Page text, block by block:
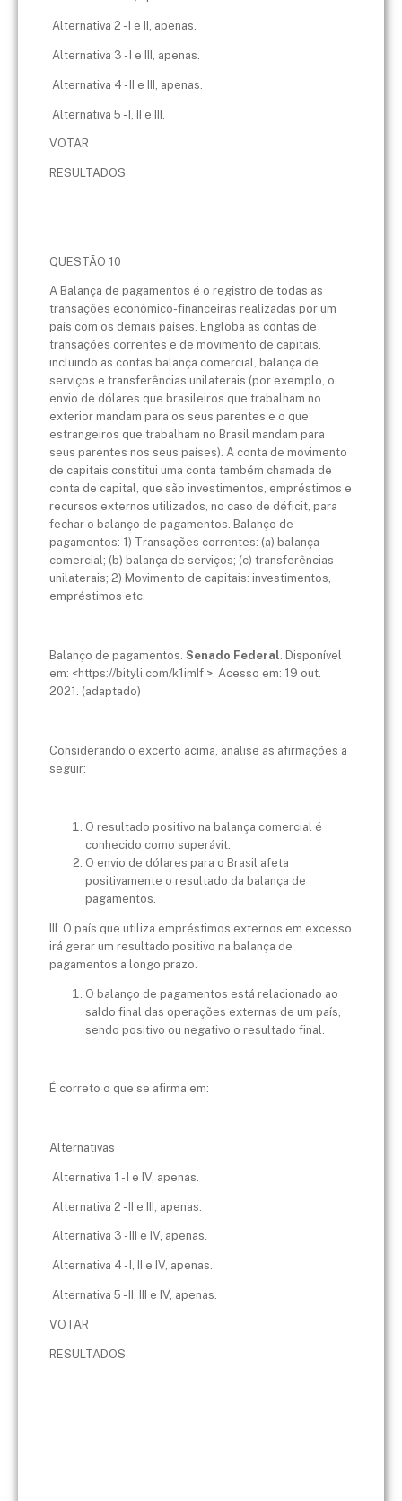
Alternativa 2 - I e II, apenas.
Alternativa 3 - I e III, apenas.
Alternativa 4 - II e III, apenas.
Alternativa 5 - I, II e III.
VOTAR
RESULTADOS
QUESTÃO 10
A Balança de pagamentos é o registro de todas as
transações econômico-financeiras realizadas por um
país com os demais países. Engloba as contas de
transações correntes e de movimento de capitais,
incluindo as contas balança comercial, balança de
serviços e transferências unilaterais (por exemplo, o
envio de dólares que brasileiros que trabalham no
exterior mandam para os seus parentes e o que
estrangeiros que trabalham no Brasil mandam para
seus parentes nos seus países). A conta de movimento
de capitais constitui uma conta também chamada de
conta de capital, que são investimentos, empréstimos e
recursos externos utilizados, no caso de déficit, para
fechar o balanço de pagamentos. Balanço de
pagamentos: 1) Transações correntes: (a) balança
comercial; (b) balança de serviços; (c) transferências
unilaterais; 2) Movimento de capitais: investimentos,
empréstimos etc.
Balanço de pagamentos. Senado Federal . Disponível
em: <https://bityli.com/k1imIf >. Acesso em: 19 out.
2021. (adaptado)
Considerando o excerto acima, analise as afirmações a
seguir:
O resultado positivo na balança comercial é
conhecido como superávit.
O envio de dólares para o Brasil afeta
positivamente o resultado da balança de
pagamentos.
III. O país que utiliza empréstimos externos em excesso
irá gerar um resultado positivo na balança de
pagamentos a longo prazo.
O balanço de pagamentos está relacionado ao
saldo final das operações externas de um país,
sendo positivo ou negativo o resultado final.
É correto o que se afirma em:
Alternativas
Alternativa 1 - I e IV, apenas.
Alternativa 2 - II e III, apenas.
Alternativa 3 - III e IV, apenas.
Alternativa 4 - I, II e IV, apenas.
Alternativa 5 - II, III e IV, apenas.
VOTAR
RESULTADOS